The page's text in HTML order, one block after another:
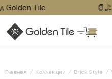
Tile
Главная Коллекции Brick Style